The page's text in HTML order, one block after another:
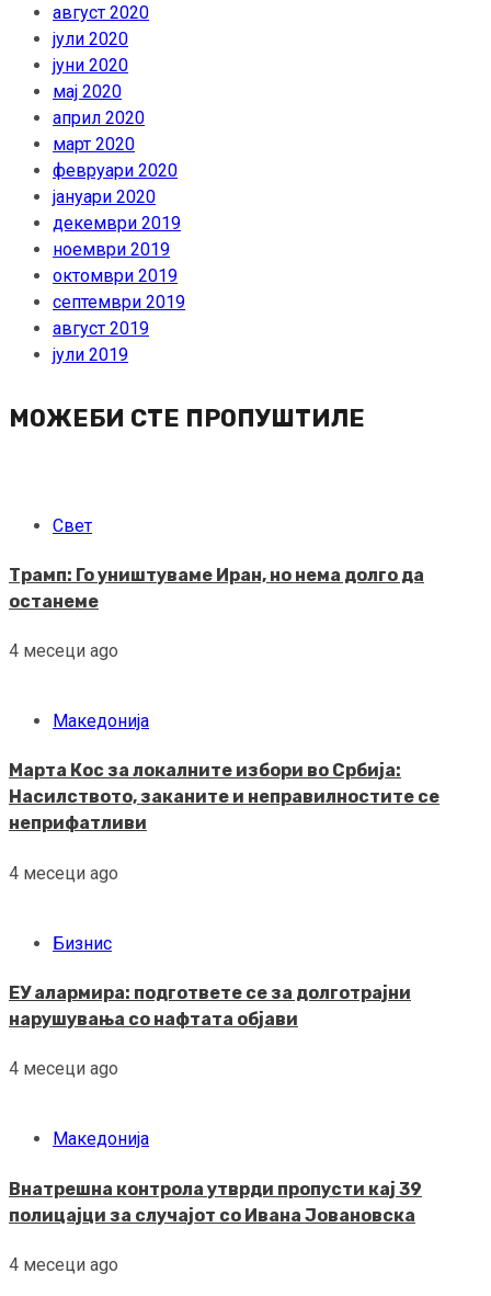
август 2020
јули 2020
јуни 2020
мај 2020
април 2020
март 2020
февруари 2020
јануари 2020
декември 2019
ноември 2019
октомври 2019
септември 2019
август 2019
јули 2019
МОЖЕБИ СТЕ ПРОПУШТИЛЕ
Свет
Трамп: Го уништуваме Иран, но нема долго да
останеме
4 месеци ago
Македонија
Марта Кос за локалните избори во Србија:
Насилството, заканите и неправилностите се
неприфатливи
4 месеци ago
Бизнис
ЕУ алармира: подгответе се за долготрајни
нарушувања со нафтата објави
4 месеци ago
Македонија
Внатрешна контрола утврди пропусти кај 39
полицајци за случајот со Ивана Јовановска
4 месеци ago